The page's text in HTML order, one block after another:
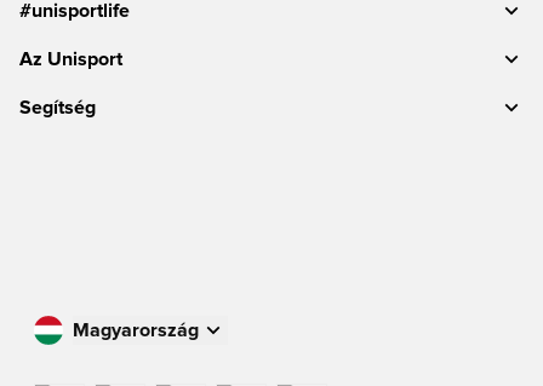
#unisportlife
Az Unisport
Segítség
Magyarország